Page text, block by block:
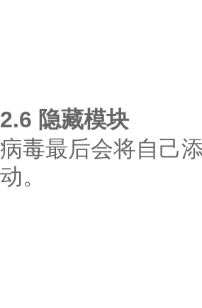
2.6 隐藏模块
病毒最后会将自己
动。